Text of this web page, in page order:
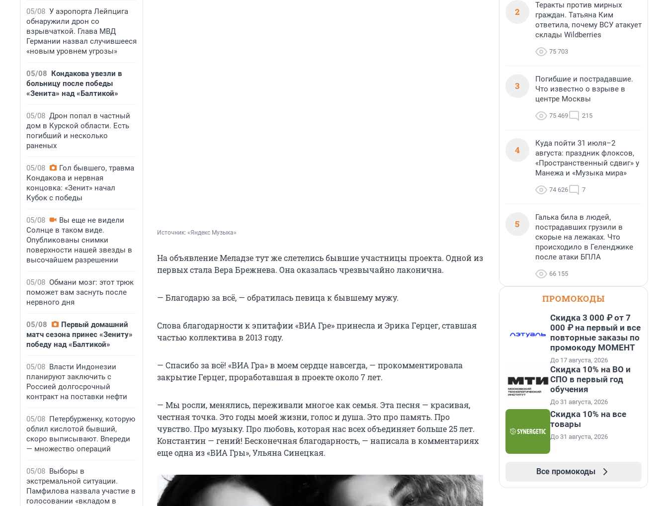
05/08 У аэропорта Лейпцига
обнаружили дрон со
взрывчаткой. Глава МВД
Германии назвал случившееся
«новым уровнем угрозы»
05/08 Кондакова увезли в
больницу после победы
«Зенита» над «Балтикой»
05/08 Дрон попал в частный
дом в Курской области. Есть
погибший и несколько
раненых
05/08
Гол бывшего, травма
Кондакова и нервная
концовка: «Зенит» начал
Кубок с победы
05/08
Вы еще не видели
Солнце в таком виде.
Опубликованы снимки
поверхности нашей звезды в
высочайшем разрешении
05/08 Обмани мозг: этот трюк
поможет вам заснуть после
нервного дня
05/08
Первый домашний
матч сезона принес «Зениту»
победу над «Балтикой»
05/08 Власти Индонезии
планируют заключить с
Россией долгосрочный
контракт на поставки нефти
05/08 Петербурженку, которую
облил кислотой бывший,
скоро выписывают. Впереди
— множество операций
05/08 Выборы в
экстремальной ситуации.
Памфилова назвала участие в
голосовании «вкладом в
Источник: «Яндекс Музыка»
На объявление Меладзе тут же слетелись бывшие участницы проекта. Одной из
первых стала Вера Брежнева. Она оказалась чрезвычайно лаконична.
— Благодарю за всё, — обратилась певица к бывшему мужу.
Слова благодарности к эпитафии «ВИА Гре» принесла и Эрика Герцег, ставшая
частью коллектива в 2013 году.
— Спасибо за всё! «ВИА Гра» в моем сердце навсегда, — прокомментировала
закрытие Герцег, проработавшая в проекте около 7 лет.
— Мы росли, менялись, переживали многое как семья. Эта песня — красивая,
честная точка. Это годы моей жизни, голос и душа. Это про память. Про
чувство. Про музыку. Про любовь, которая нас всех объединяет больше 25 лет.
Константин — гений! Бесконечная благодарность, — написала в комментариях
еще одна из «ВИА Гры», Ульяна Синецкая.
2
Теракты против мирных
граждан. Татьяна Ким
ответила, почему ВСУ атакует
склады Wildberries
75 703
3
Погибшие и пострадавшие.
Что известно о взрыве в
центре Москвы
75 469 215
4
Куда пойти 31 июля–2
августа: праздник флоксов,
«Пространственный сдвиг» у
Манежа и «Музыка мира»
74 626 7
5
Галька била в людей,
пострадавших грузили в
скорые на лежаках. Что
происходило в Геленджике
после атаки БПЛА
66 155
ПРОМОКОДЫ
Скидка 3 000 ₽ от 7
000 ₽ на первый и все
повторные заказы по
промокоду МОМЕНТ
До 17 августа, 2026
Скидка 10% на ВО и
СПО в первый год
обучения
До 31 августа, 2026
Скидка 10% на все
товары
До 31 августа, 2026
Все промокоды